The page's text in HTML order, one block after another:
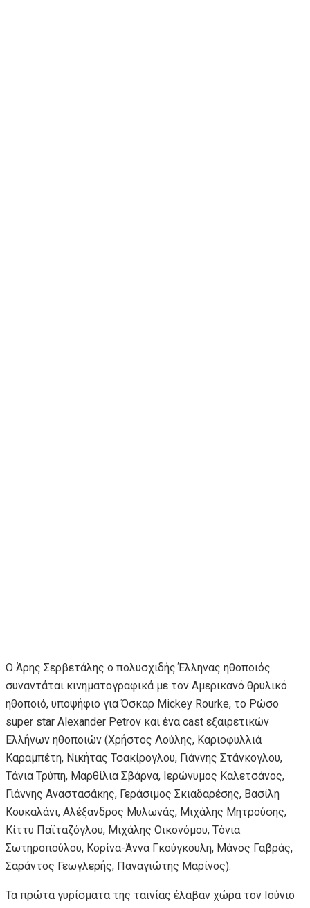
Ο Άρης Σερβετάλης ο πολυσχιδής Έλληνας ηθοποιός
συναντάται κινηματογραφικά με τον Αμερικανό θρυλικό
ηθοποιό, υποψήφιο για Όσκαρ Mickey Rourke, το Ρώσο
super star Alexander Petrov και ένα cast εξαιρετικών
Ελλήνων ηθοποιών (Χρήστος Λούλης, Καριοφυλλιά
Καραμπέτη, Νικήτας Τσακίρογλου, Γιάννης Στάνκογλου,
Τάνια Τρύπη, Μαρθίλια Σβάρνα, Ιερώνυμος Καλετσάνος,
Γιάννης Αναστασάκης, Γεράσιμος Σκιαδαρέσης, Βασίλη
Κουκαλάνι, Αλέξανδρος Μυλωνάς, Μιχάλης Μητρούσης,
Κίττυ Παϊταζόγλου, Μιχάλης Οικονόμου, Τόνια
Σωτηροπούλου, Κορίνα-Άννα Γκούγκουλη, Μάνος Γαβράς,
Σαράντος Γεωγλερής, Παναγιώτης Μαρίνος).
Τα πρώτα γυρίσματα της ταινίας έλαβαν χώρα τον Ιούνιο